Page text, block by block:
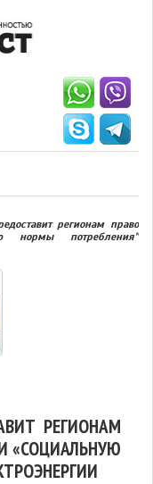
регионам право
нормы потребления"
РЕГИОНАМ
«СОЦИАЛЬНУЮ